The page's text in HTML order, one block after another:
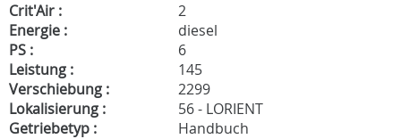
Crit'Air :
2
Energie :
diesel
PS :
6
Leistung :
145
Verschiebung :
2299
Lokalisierung :
56 - LORIENT
Getriebetyp :
Handbuch